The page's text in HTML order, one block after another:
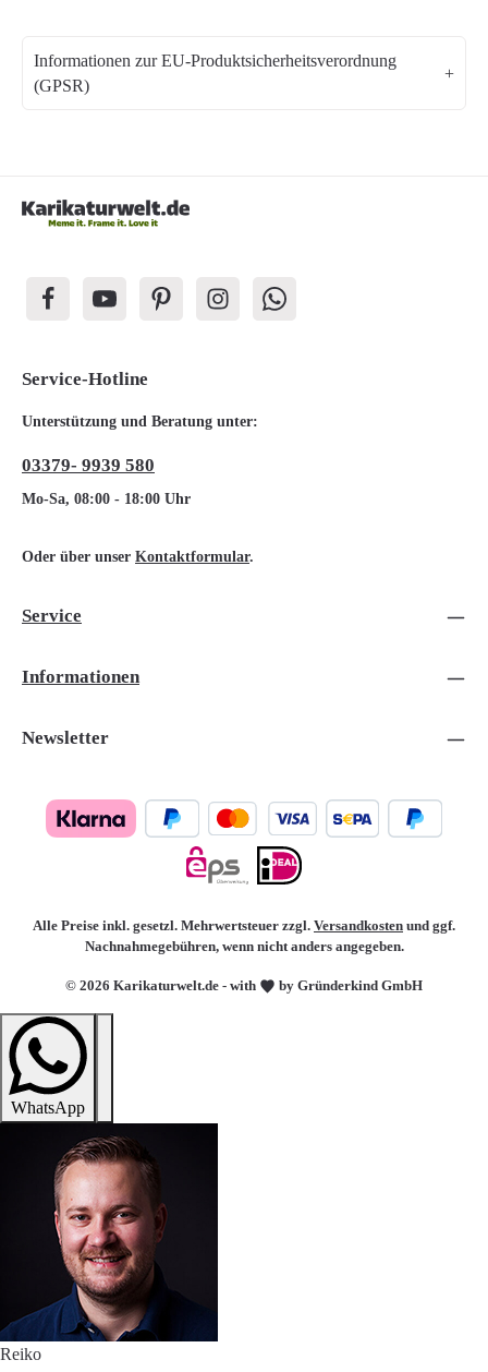
Informationen zur EU-Produktsicherheitsverordnung
(GPSR)
Service-Hotline
Unterstützung und Beratung unter:
03379- 9939 580
Mo-Sa, 08:00 - 18:00 Uhr
Oder über unser Kontaktformular.
Service
Informationen
Newsletter
© 2026 Karikaturwelt.de - with by Gründerkind GmbH
Alle Preise inkl. gesetzl. Mehrwertsteuer zzgl. Versandkosten und ggf.
Nachnahmegebühren, wenn nicht anders angegeben.
WhatsApp
Reiko